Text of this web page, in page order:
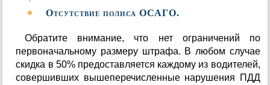
Отсутствие полиса ОСАГО.
Обратите внимание, что нет ограничений по
первоначальному размеру штрафа. В любом случае
скидка в 50% предоставляется каждому из водителей,
совершивших вышеперечисленные нарушения ПДД